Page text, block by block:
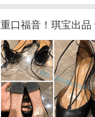
重口福音！琪宝出品